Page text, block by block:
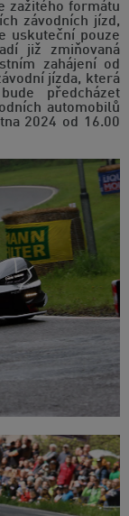
zažitého formátu
závodních jízd,
uskuteční pouze
již zmiňovaná
zahájení od
jízda, která
předcházet
automobilů
2024 od 16.00